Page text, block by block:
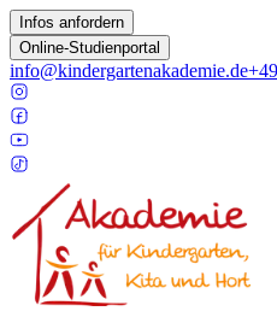
Infos anfordern
Online-Studienportal
info@kindergartenakademie.de